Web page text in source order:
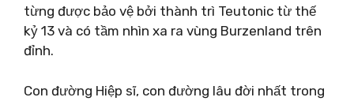
từng được bảo vệ bởi thành trì Teutonic từ thế
kỷ 13 và có tầm nhìn xa ra vùng Burzenland trên
đỉnh.
Con đường Hiệp sĩ, con đường lâu đời nhất trong